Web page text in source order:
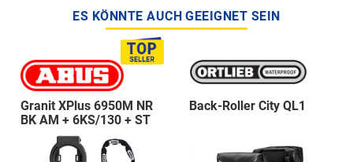
ES KÖNNTE AUCH GEEIGNET SEIN
Granit XPlus 6950M NR
BK AM + 6KS/130 + ST
Back-Roller City QL1